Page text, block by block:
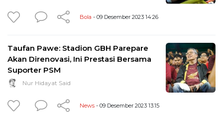
Bola - 09 Desember 2023 14:26
Taufan Pawe: Stadion GBH Parepare
Akan Direnovasi, Ini Prestasi Bersama
Suporter PSM
Nur Hidayat Said
News - 09 Desember 2023 13:15